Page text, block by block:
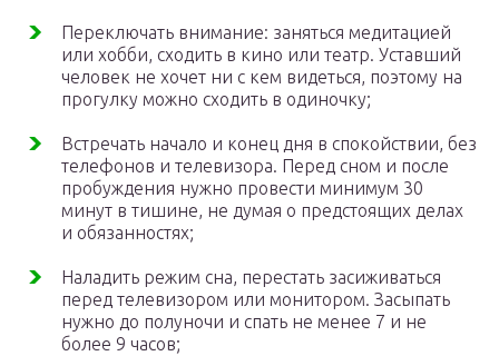
Переключать внимание: заняться медитацией
или хобби, сходить в кино или театр. Уставший
человек не хочет ни с кем видеться, поэтому на
прогулку можно сходить в одиночку;
Встречать начало и конец дня в спокойствии, без
телефонов и телевизора. Перед сном и после
пробуждения нужно провести минимум 30
минут в тишине, не думая о предстоящих делах
и обязанностях;
Наладить режим сна, перестать засиживаться
перед телевизором или монитором. Засыпать
нужно до полуночи и спать не менее 7 и не
более 9 часов;